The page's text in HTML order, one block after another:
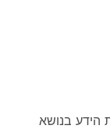
הידע בנושא